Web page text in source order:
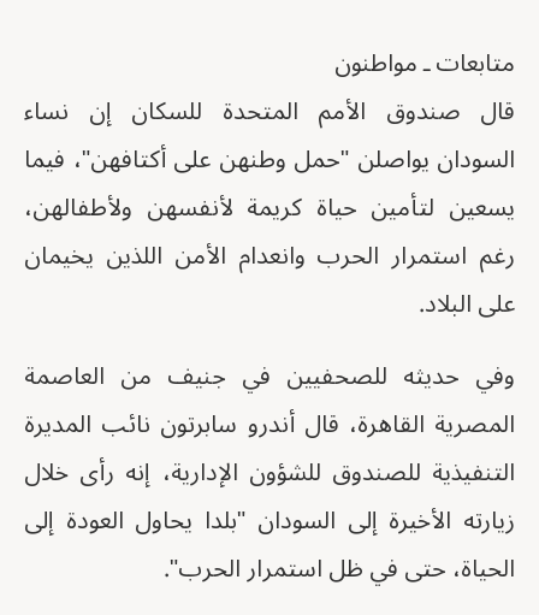
متابعات ـ مواطنون
قال صندوق الأمم المتحدة للسكان إن نساء
السودان يواصلن "حمل وطنهن على أكتافهن"، فيما
يسعين لتأمين حياة كريمة لأنفسهن ولأطفالهن،
رغم استمرار الحرب وانعدام الأمن اللذين يخيمان
على البلاد.
وفي حديثه للصحفيين في جنيف من العاصمة
المصرية القاهرة، قال أندرو سابرتون نائب المديرة
التنفيذية للصندوق للشؤون الإدارية، إنه رأى خلال
زيارته الأخيرة إلى السودان "بلدا يحاول العودة إلى
الحياة، حتى في ظل استمرار الحرب".